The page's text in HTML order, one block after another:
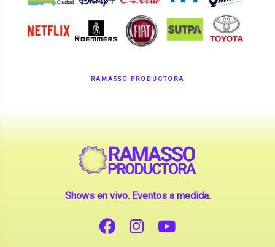
RAMASSO PRODUCTORA
Shows en vivo. Eventos a medida.